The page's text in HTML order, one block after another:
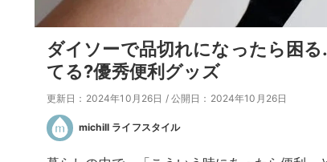
ダイソーで品切れになったら困
てる?優秀便利グッズ
更新日：2024年10月26日 / 公開日：2024年10月26日
michill ライフスタイル